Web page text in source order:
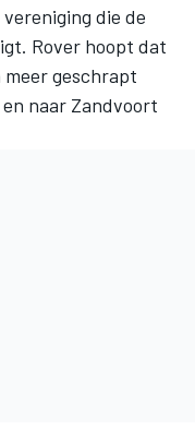
die de
Rover hoopt dat
geschrapt
naar Zandvoort